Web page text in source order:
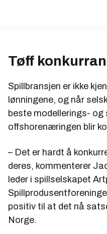
Tøff
Spillbransjen er ikke
lønningene, og når
beste modellerings- og
offshorenæringen blir
– Det er hardt å
deres, kommenterer
leder i spillselskapet
positiv til at det nå
Norge.